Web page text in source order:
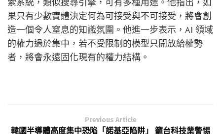
果只有少數實體決定何為可接受與不可接受，將會創
造一個令人窒息的知識氛圍。他進一步表示，AI 領域
的權力過於集中，若不受限制的模型只開放給權勢
者，將會永遠固化現有的權力結構。
Previous Article
韓國半導體高度集中恐陷「諾基亞陷阱」 籲台科技業警惕